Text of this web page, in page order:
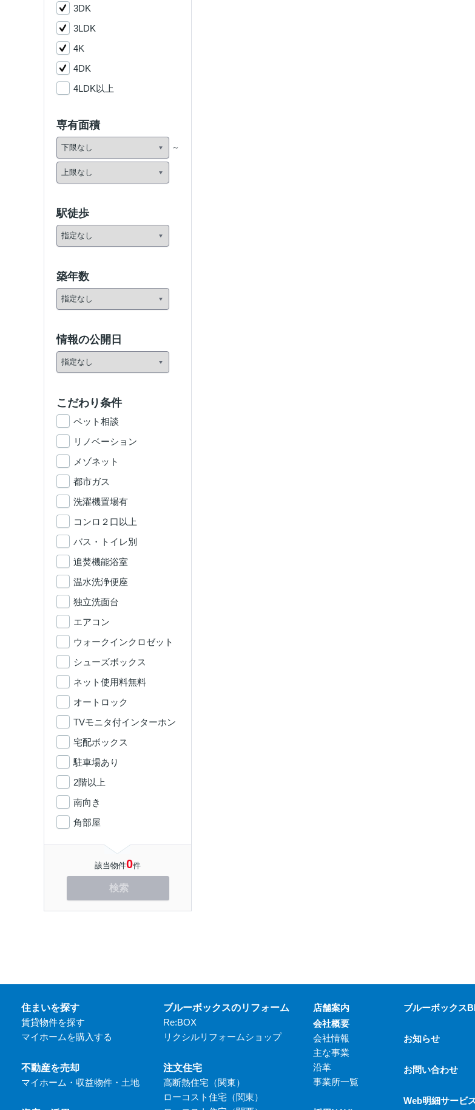
3DK
3LDK
4K
4DK
4LDK以上
専有面積
駅徒歩
築年数
情報の公開日
こだわり条件
ペット相談
リノベーション
メゾネット
都市ガス
洗濯機置場有
コンロ２口以上
バス・トイレ別
追焚機能浴室
温水洗浄便座
独立洗面台
エアコン
ウォークインクロゼット
シューズボックス
ネット使用料無料
オートロック
TVモニタ付インターホン
宅配ボックス
駐車場あり
2階以上
南向き
角部屋
該当物件0件
検索
住まいを探す
賃貸物件を探す
マイホームを購入する
不動産を売却
マイホーム・収益物件・土地
ブルーボックスのリフォーム
Re:BOX
リクシルリフォームショップ
注文住宅
高断熱住宅（関東）
ローコスト住宅（関東）
店舗案内
会社概要
会社情報
主な事業
沿革
事業所一覧
ブルーボックス
お知らせ
お問い合わせ
Web明細サービ